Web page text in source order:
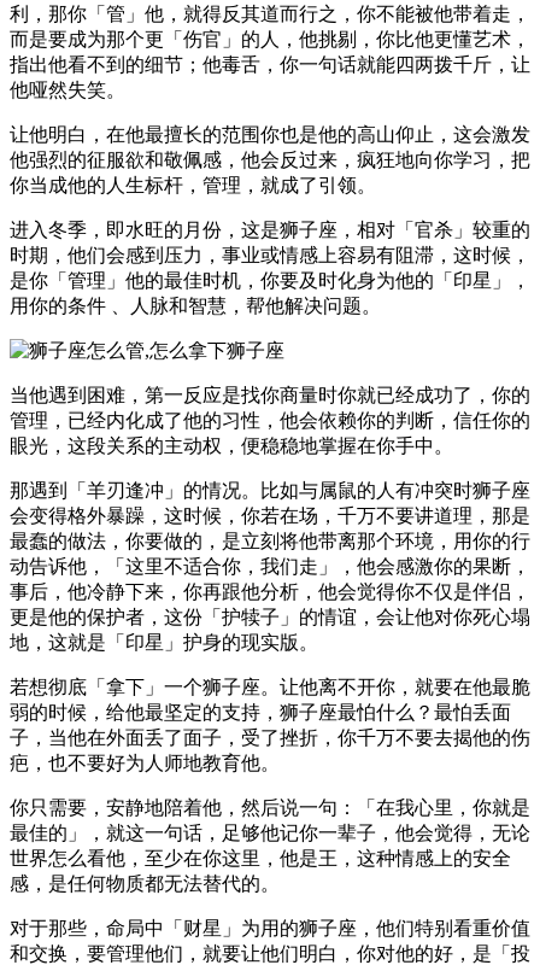
利，那你「管」他，就得反其道而行之，你不能被他带着走，
而是要成为那个更「伤官」的人，他挑剔，你比他更懂艺术，
指出他看不到的细节；他毒舌，你一句话就能四两拨千斤，让
他哑然失笑。
让他明白，在他最擅长的范围你也是他的高山仰止，这会激发
他强烈的征服欲和敬佩感，他会反过来，疯狂地向你学习，把
你当成他的人生标杆，管理，就成了引领。
进入冬季，即水旺的月份，这是狮子座，相对「官杀」较重的
时期，他们会感到压力，事业或情感上容易有阻滞，这时候，
是你「管理」他的最佳时机，你要及时化身为他的「印星」，
用你的条件 、人脉和智慧，帮他解决问题。
当他遇到困难，第一反应是找你商量时你就已经成功了，你的
管理，已经内化成了他的习性，他会依赖你的判断，信任你的
眼光，这段关系的主动权，便稳稳地掌握在你手中。
那遇到「羊刃逢冲」的情况。比如与属鼠的人有冲突时狮子座
会变得格外暴躁，这时候，你若在场，千万不要讲道理，那是
最蠢的做法，你要做的，是立刻将他带离那个环境，用你的行
动告诉他，「这里不适合你，我们走」，他会感激你的果断，
事后，他冷静下来，你再跟他分析，他会觉得你不仅是伴侣，
更是他的保护者，这份「护犊子」的情谊，会让他对你死心塌
地，这就是「印星」护身的现实版。
若想彻底「拿下」一个狮子座。让他离不开你，就要在他最脆
弱的时候，给他最坚定的支持，狮子座最怕什么？最怕丢面
子，当他在外面丢了面子，受了挫折，你千万不要去揭他的伤
疤，也不要好为人师地教育他。
你只需要，安静地陪着他，然后说一句：「在我心里，你就是
最佳的」，就这一句话，足够他记你一辈子，他会觉得，无论
世界怎么看他，至少在你这里，他是王，这种情感上的安全
感，是任何物质都无法替代的。
对于那些，命局中「财星」为用的狮子座，他们特别看重价值
和交换，要管理他们，就要让他们明白，你对他的好，是「投